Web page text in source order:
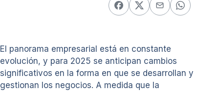
El panorama empresarial está en constante
evolución, y para 2025 se anticipan cambios
significativos en la forma en que se desarrollan y
gestionan los negocios. A medida que la